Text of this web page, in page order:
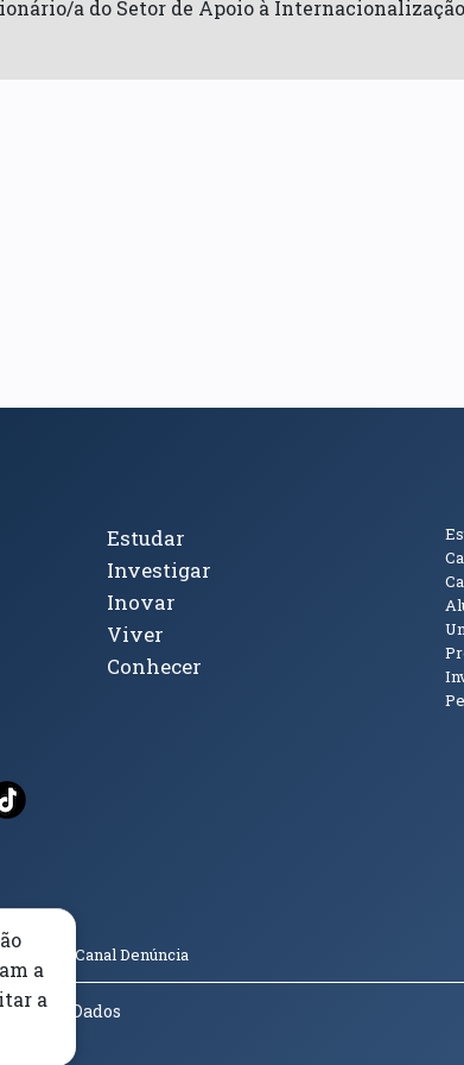
a do Setor de Apoio à Internacionalização
janela)
nova janela)
em nova janela)
(abre em nova janela)
TikTok (abre em nova janela)
Tópicos Principais
Estudar
Investigar
Inovar
Viver
Conhecer
(abre em nova janela)
Canal Denúncia
de Dados
a
a